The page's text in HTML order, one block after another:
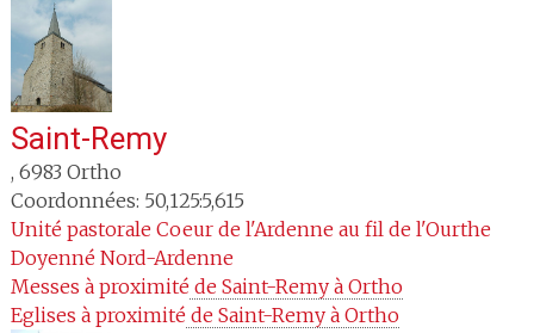
Saint-Remy
, 6983 Ortho
Coordonnées: 50,125:5,615
Unité pastorale Coeur de l'Ardenne au fil de l'Ourthe
Doyenné Nord-Ardenne
Messes à proximité de Saint-Remy à Ortho
Eglises à proximité de Saint-Remy à Ortho